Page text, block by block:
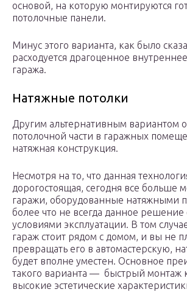
основой, на которую монтируются
потолочные панели.
Минус этого варианта, как было
расходуется драгоценное
гаража.
Натяжные потолки
Другим альтернативным вариантом
потолочной части в гаражных
натяжная конструкция.
Несмотря на то, что данная
дорогостоящая, сегодня все больше
гаражи, оборудованные натяжными
более что не всегда данное решение
условиями эксплуатации. В том
гараж стоит рядом с домом, и вы не
превращать его в автомастерскую,
будет вполне уместен. Основное
такого варианта — быстрый монтаж
высокие эстетические